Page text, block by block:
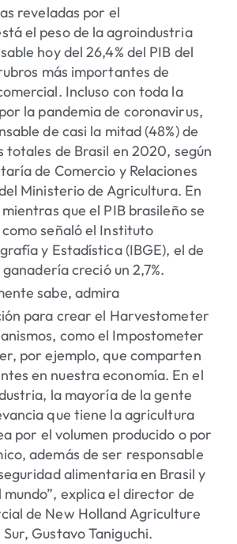
reveladas por el
el peso de la agroindustria
hoy del 26,4% del PIB del
más importantes de
Incluso con toda la
la pandemia de coronavirus,
de casi la mitad (48%) de
totales de Brasil en 2020, según
de Comercio y Relaciones
Ministerio de Agricultura. En
que el PIB brasileño se
señaló el Instituto
y Estadística (IBGE), el de
creció un 2,7%.
sabe, admira
para crear el Harvestometer
como el Impostometer
por ejemplo, que comparten
en nuestra economía. En el
la mayoría de la gente
que tiene la agricultura
por el volumen producido o por
además de ser responsable
alimentaria en Brasil y
explica el director de
de New Holland Agriculture
Gustavo Taniguchi.